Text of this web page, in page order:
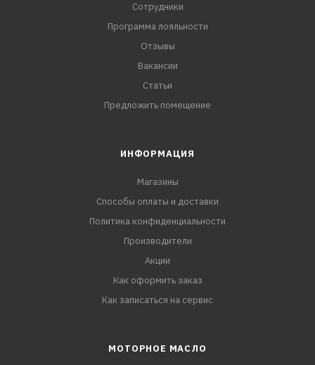
Сотрудники
Программа лояльности
Отзывы
Вакансии
Статьи
Предложить помещение
ИНФОРМАЦИЯ
Магазины
Способы оплаты и доставки
Политика конфиденциальности
Производители
Акции
Как оформить заказ
Как записаться на сервис
МОТОРНОЕ МАСЛО